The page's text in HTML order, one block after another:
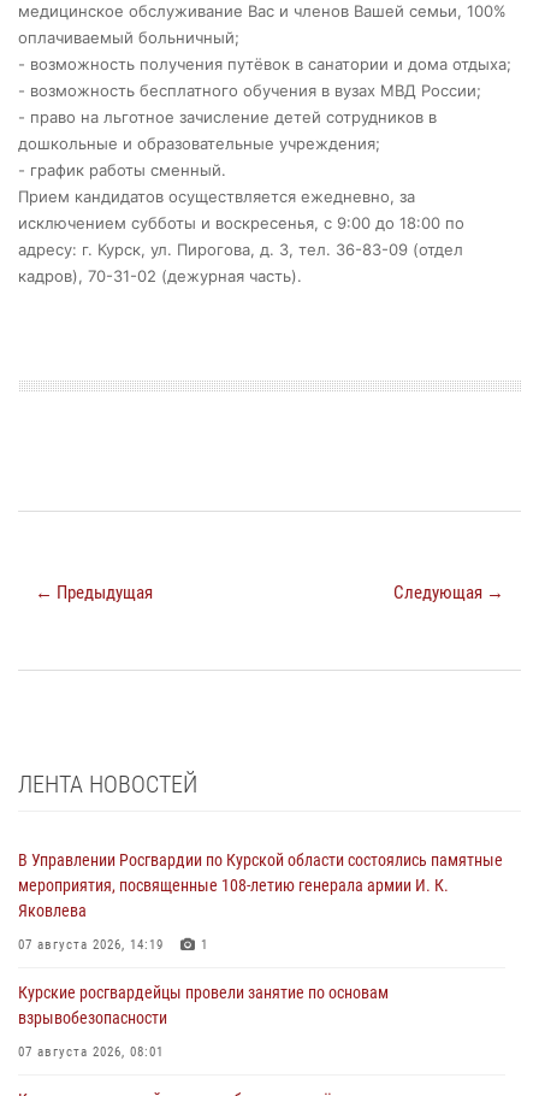
медицинское обслуживание Вас и членов Вашей семьи, 100%
оплачиваемый больничный;
- возможность получения путёвок в санатории и дома отдыха;
- возможность бесплатного обучения в вузах МВД России;
- право на льготное зачисление детей сотрудников в
дошкольные и образовательные учреждения;
- график работы сменный.
Прием кандидатов осуществляется ежедневно, за
исключением субботы и воскресенья, с 9:00 до 18:00 по
адресу: г. Курск, ул. Пирогова, д. 3, тел. 36-83-09 (отдел
кадров), 70-31-02 (дежурная часть).
← Предыдущая Следующая →
ЛЕНТА НОВОСТЕЙ
В Управлении Росгвардии по Курской области состоялись памятные
мероприятия, посвященные 108-летию генерала армии И. К.
Яковлева
07 августа 2026, 14:19 1
Курские росгвардейцы провели занятие по основам
взрывобезопасности
07 августа 2026, 08:01